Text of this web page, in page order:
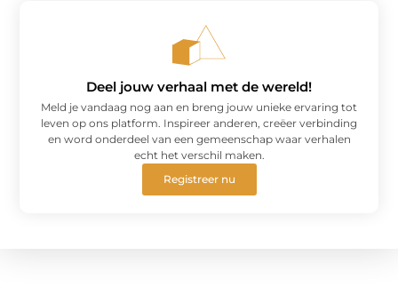
Deel jouw verhaal met de wereld!
Meld je vandaag nog aan en breng jouw unieke ervaring tot
leven op ons platform. Inspireer anderen, creëer verbinding
en word onderdeel van een gemeenschap waar verhalen
echt het verschil maken.
Registreer nu